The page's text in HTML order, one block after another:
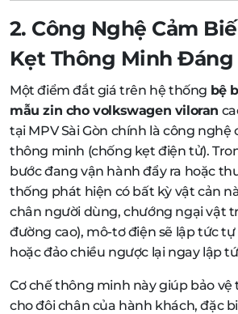
2. Công Nghệ Cảm
Kẹt Thông Minh Đáng
Một điểm đắt giá trên hệ thống bệ
mẫu zin cho volkswagen viloran
tại MPV Sài Gòn chính là công nghệ
thông minh (chống kẹt điện tử).
bước đang vận hành đẩy ra hoặc
thống phát hiện có bất kỳ vật cản
chân người dùng, chướng ngại vật
đường cao), mô-tơ điện sẽ lập tức
hoặc đảo chiều ngược lại ngay lập
Cơ chế thông minh này giúp bảo
cho đôi chân của hành khách, đặc